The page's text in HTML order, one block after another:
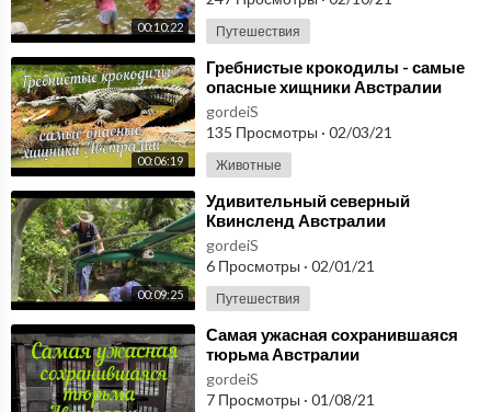
00:10:22 Путешествия
00:06:19
⁣Гребнистые крокодилы - самые
опасные хищники Австралии
gordeiS
135 Просмотры · 02/03/21
Животные
00:09:25
⁣Удивительный северный
Квинсленд Австралии
gordeiS
6 Просмотры · 02/01/21
Путешествия
⁣Самая ужасная сохранившаяся
тюрьма Австралии
gordeiS
7 Просмотры · 01/08/21